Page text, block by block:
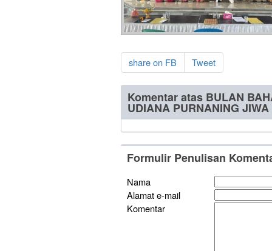
share on FB Tweet
Komentar atas BULAN
UDIANA PURNANING JIWA
Formulir Penulisan
Nama
Alamat e-mail
Komentar